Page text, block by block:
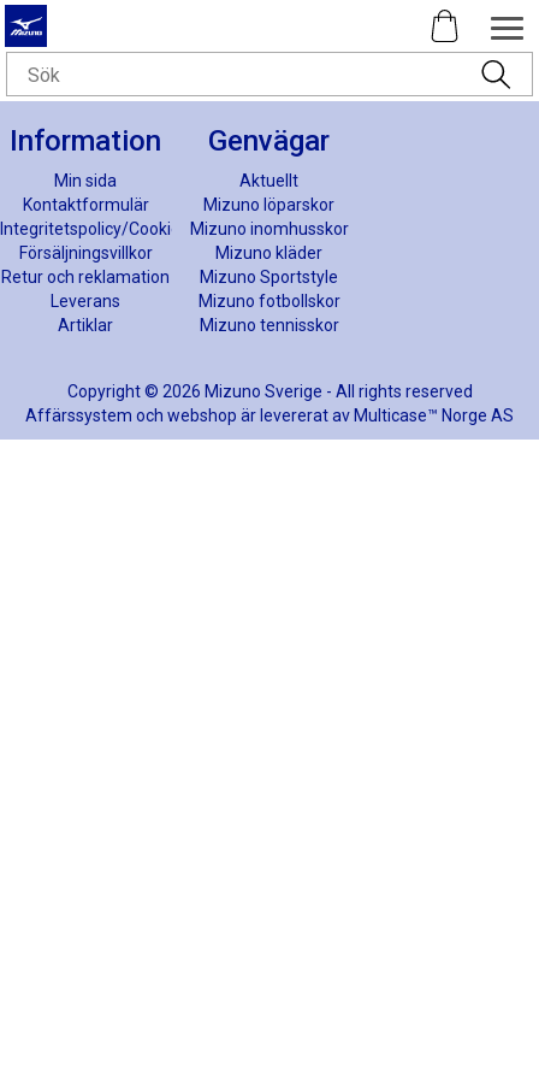
Information
Min sida
Kontaktformulär
Integritetspolicy/Cookies
Försäljningsvillkor
Retur och reklamation
Leverans
Artiklar
Genvägar
Aktuellt
Mizuno löparskor
Mizuno inomhusskor
Mizuno kläder
Mizuno Sportstyle
Mizuno fotbollskor
Mizuno tennisskor
Copyright © 2026 Mizuno Sverige - All rights reserved
Affärssystem och webshop är levererat av Multicase™ Norge AS